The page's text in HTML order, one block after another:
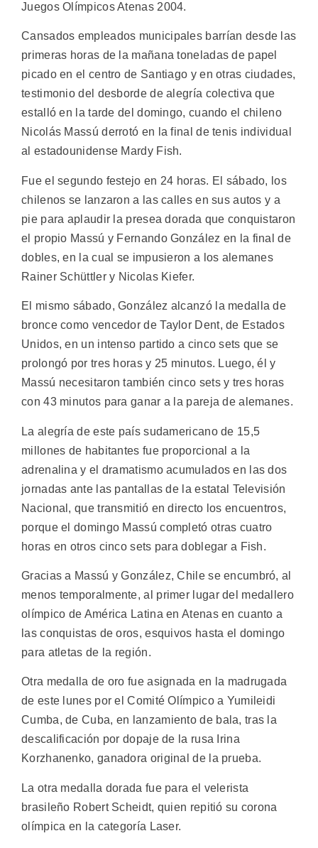
Juegos Olímpicos Atenas 2004.
Cansados empleados municipales barrían desde las
primeras horas de la mañana toneladas de papel
picado en el centro de Santiago y en otras ciudades,
testimonio del desborde de alegría colectiva que
estalló en la tarde del domingo, cuando el chileno
Nicolás Massú derrotó en la final de tenis individual
al estadounidense Mardy Fish.
Fue el segundo festejo en 24 horas. El sábado, los
chilenos se lanzaron a las calles en sus autos y a
pie para aplaudir la presea dorada que conquistaron
el propio Massú y Fernando González en la final de
dobles, en la cual se impusieron a los alemanes
Rainer Schüttler y Nicolas Kiefer.
El mismo sábado, González alcanzó la medalla de
bronce como vencedor de Taylor Dent, de Estados
Unidos, en un intenso partido a cinco sets que se
prolongó por tres horas y 25 minutos. Luego, él y
Massú necesitaron también cinco sets y tres horas
con 43 minutos para ganar a la pareja de alemanes.
La alegría de este país sudamericano de 15,5
millones de habitantes fue proporcional a la
adrenalina y el dramatismo acumulados en las dos
jornadas ante las pantallas de la estatal Televisión
Nacional, que transmitió en directo los encuentros,
porque el domingo Massú completó otras cuatro
horas en otros cinco sets para doblegar a Fish.
Gracias a Massú y González, Chile se encumbró, al
menos temporalmente, al primer lugar del medallero
olímpico de América Latina en Atenas en cuanto a
las conquistas de oros, esquivos hasta el domingo
para atletas de la región.
Otra medalla de oro fue asignada en la madrugada
de este lunes por el Comité Olímpico a Yumileidi
Cumba, de Cuba, en lanzamiento de bala, tras la
descalificación por dopaje de la rusa Irina
Korzhanenko, ganadora original de la prueba.
La otra medalla dorada fue para el velerista
brasileño Robert Scheidt, quien repitió su corona
olímpica en la categoría Laser.